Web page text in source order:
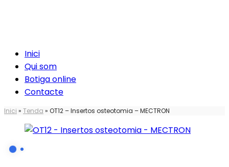
Inici
Qui som
Botiga online
Contacte
Inici » Tenda » OT12 – Insertos osteotomia – MECTRON